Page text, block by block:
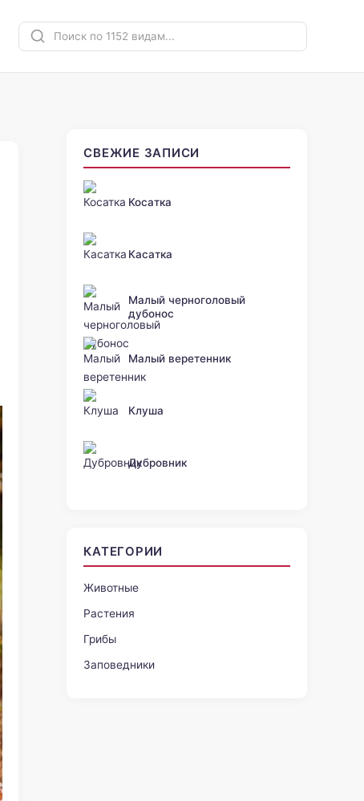
СВЕЖИЕ ЗАПИСИ
Косатка
Касатка
Малый черноголовый
дубонос
Малый веретенник
Клуша
Дубровник
КАТЕГОРИИ
Животные
Растения
Грибы
Заповедники